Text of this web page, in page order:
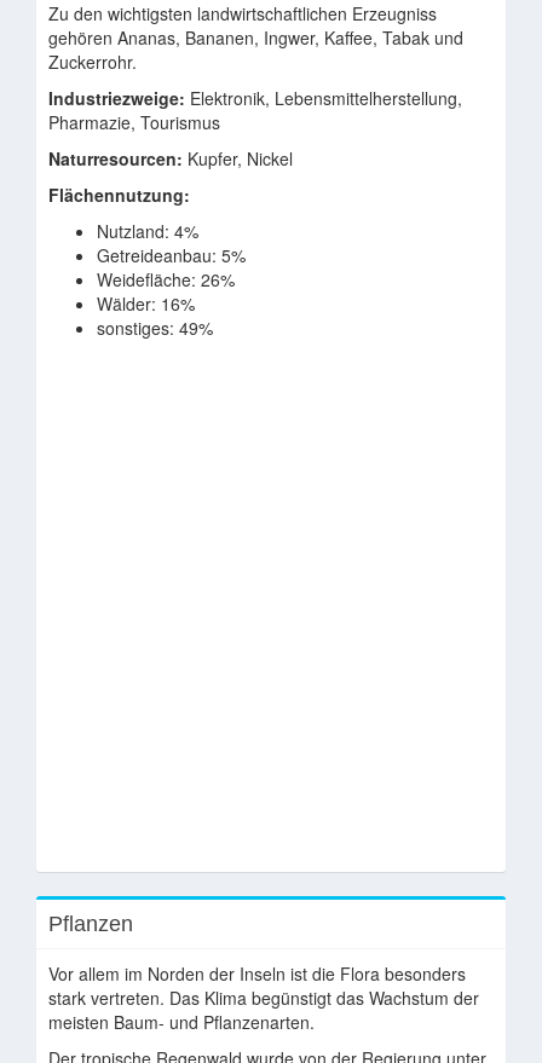
Zu den wichtigsten landwirtschaftlichen Erzeugniss
gehören Ananas, Bananen, Ingwer, Kaffee, Tabak und
Zuckerrohr.
Industriezweige: Elektronik, Lebensmittelherstellung,
Pharmazie, Tourismus
Naturresourcen: Kupfer, Nickel
Flächennutzung:
Nutzland: 4%
Getreideanbau: 5%
Weidefläche: 26%
Wälder: 16%
sonstiges: 49%
Pflanzen
Vor allem im Norden der Inseln ist die Flora besonders
stark vertreten. Das Klima begünstigt das Wachstum der
meisten Baum- und Pflanzenarten.
Der tropische Regenwald wurde von der Regierung unter